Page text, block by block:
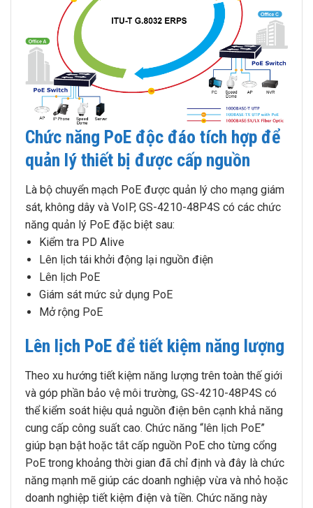
Chức năng PoE độc đáo tích hợp để
quản lý thiết bị được cấp nguồn
Là bộ chuyển mạch PoE được quản lý cho mạng giám
sát, không dây và VoIP, GS-4210-48P4S có các chức
năng quản lý PoE đặc biệt sau:
Kiểm tra PD Alive
Lên lịch tái khởi động lại nguồn điện
Lên lịch PoE
Giám sát mức sử dụng PoE
Mở rộng PoE
Lên lịch PoE để tiết kiệm năng lượng
Theo xu hướng tiết kiệm năng lượng trên toàn thế giới
và góp phần bảo vệ môi trường, GS-4210-48P4S có
thể kiểm soát hiệu quả nguồn điện bên cạnh khả năng
cung cấp công suất cao. Chức năng “lên lịch PoE”
giúp bạn bật hoặc tắt cấp nguồn PoE cho từng cổng
PoE trong khoảng thời gian đã chỉ định và đây là chức
năng mạnh mẽ giúp các doanh nghiệp vừa và nhỏ hoặc
doanh nghiệp tiết kiệm điện và tiền. Chức năng này